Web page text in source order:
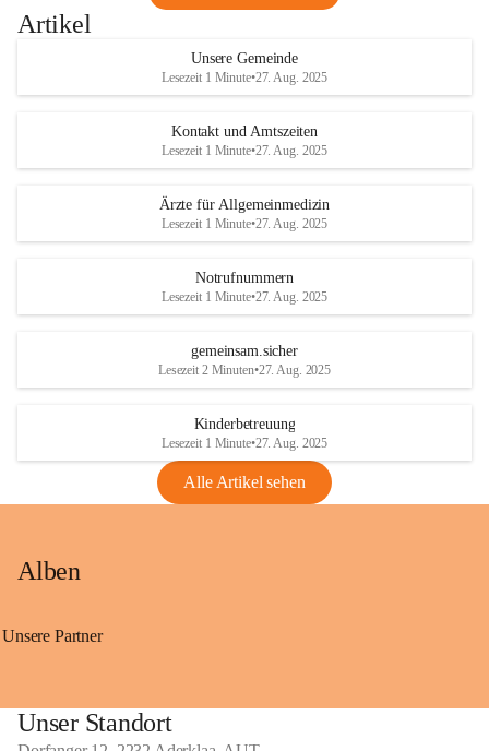
Artikel
Unsere Gemeinde
Lesezeit 1 Minute•27. Aug. 2025
Kontakt und Amtszeiten
Lesezeit 1 Minute•27. Aug. 2025
Ärzte für Allgemeinmedizin
Lesezeit 1 Minute•27. Aug. 2025
Notrufnummern
Lesezeit 1 Minute•27. Aug. 2025
gemeinsam.sicher
Lesezeit 2 Minuten•27. Aug. 2025
Kinderbetreuung
Lesezeit 1 Minute•27. Aug. 2025
Alle Artikel sehen
Alben
Unsere Partner
Unser Standort